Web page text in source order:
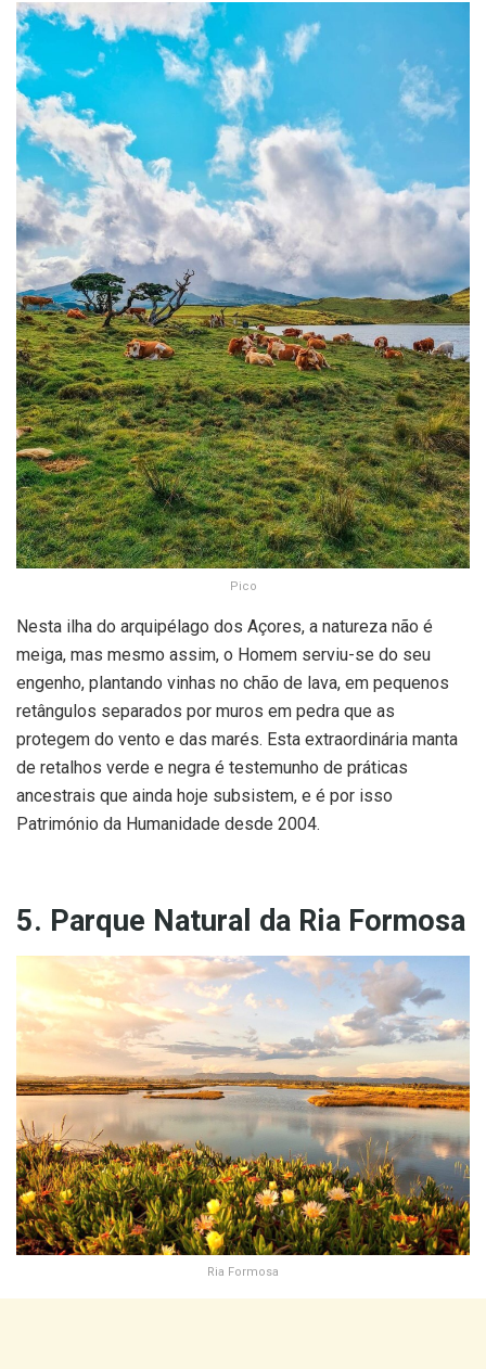
Pico
Nesta ilha do arquipélago dos Açores, a natureza não é
meiga, mas mesmo assim, o Homem serviu-se do seu
engenho, plantando vinhas no chão de lava, em pequenos
retângulos separados por muros em pedra que as
protegem do vento e das marés. Esta extraordinária manta
de retalhos verde e negra é testemunho de práticas
ancestrais que ainda hoje subsistem, e é por isso
Património da Humanidade desde 2004.
5. Parque Natural da Ria Formosa
Ria Formosa